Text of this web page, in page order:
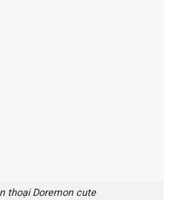
thoại Doremon cute